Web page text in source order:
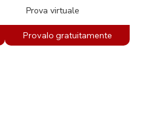
Prova virtuale